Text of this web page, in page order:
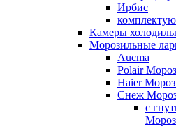
Ирбис
Камеры
Морозильные
Aucma
Polair
Haier
Снеж
с